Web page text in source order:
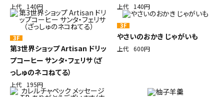
上代 140円 上代 140円
3F
第3世界ショップ Artisan ドリッ
プコーヒー サンタ・フェリサ（ざ
っしゅのネコねてる）
上代 195円
3F
やさいのおかき じゃがいも
上代 600円